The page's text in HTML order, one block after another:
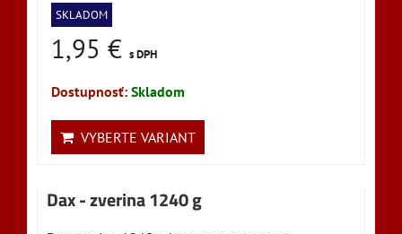
SKLADOM
1,95 € s DPH
Dostupnosť: Skladom
VYBERTE VARIANT
Dax - zverina 1240 g